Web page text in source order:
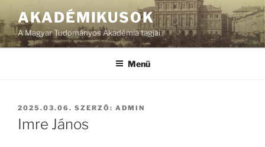
AKADÉMIKUSOK
A Magyar Tudományos Akadémia tagjai
Menü
BEKÜLDVE:
2025.03.06. SZERZŐ: ADMIN
Imre János